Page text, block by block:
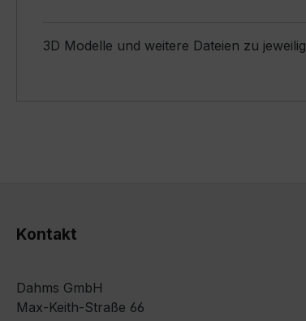
3D Modelle und weitere Dateien zu
Kontakt
Dahms GmbH
Max-Keith-Straße 66